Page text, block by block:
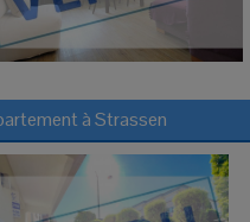
àStrassen